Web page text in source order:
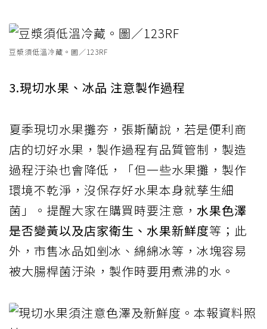
豆漿須低溫冷藏。圖／123RF
3.現切水果、冰品 注意製作過程
夏季現切水果攤夯，張斯蘭說，若是便利商
店的切好水果，製作過程有品質管制，製造
過程汙染也會降低，「但一些水果攤，製作
環境不乾淨，沒保存好水果本身就孳生細
菌」。提醒大家在購買時要注意， 水果色澤
是否變黃以及店家衛生、水果新鮮度等；此
外，市售冰品如剉冰、綿綿冰等，冰塊容易
被大腸桿菌汙染，製作時要用煮沸的水。